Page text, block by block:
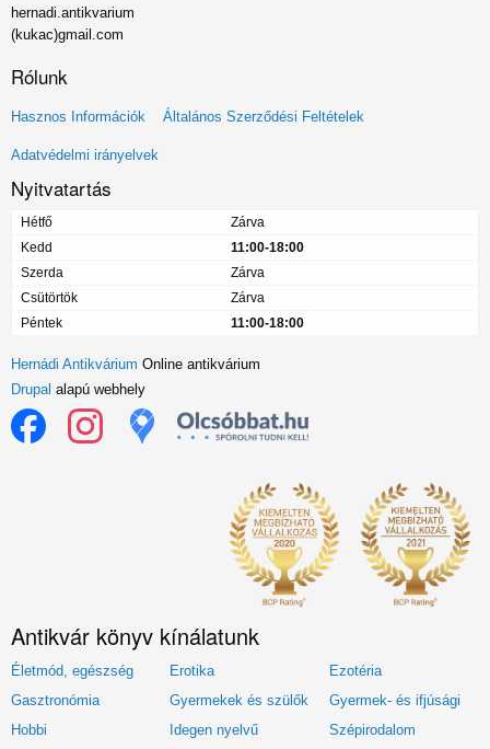
hernadi.antikvarium
(kukac)gmail.com
Rólunk
Lábléc
menü
Hasznos Információk Általános Szerződési Feltételek
Adatvédelmi irányelvek
Nyitvatartás
Hétfő
Zárva
Kedd
11:00-18:00
Szerda
Zárva
Csütörtök
Zárva
Péntek
11:00-18:00
Hernádi Antikvárium Online antikvárium
Drupal alapú webhely
Antikvár könyv kínálatunk
Életmód, egészség Erotika
Ezotéria
Gasztronómia
Gyermekek és szülők
Gyermek- és ifjúsági
Hobbi
Idegen nyelvű Szépirodalom